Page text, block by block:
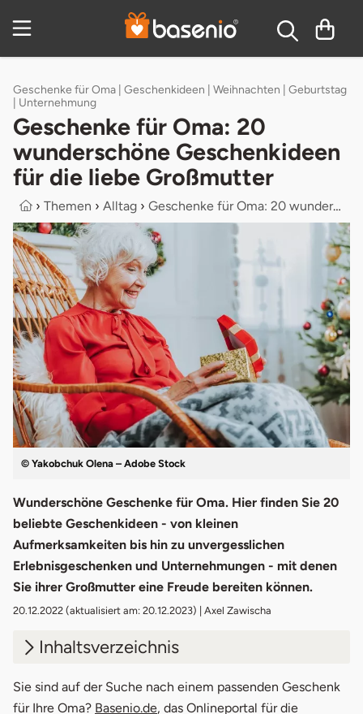
Inhaltsverzeichnis
Geschenke für Oma | Geschenkideen | Weihnachten | Geburtstag
| Unternehmung
Geschenke für Oma: 20
wunderschöne Geschenkideen
für die liebe Großmutter
› Themen › Alltag › Geschenke für Oma: 20 wunderschöne ...
© Yakobchuk Olena – Adobe Stock
Wunderschöne Geschenke für Oma. Hier finden Sie 20
beliebte Geschenkideen - von kleinen
Aufmerksamkeiten bis hin zu unvergesslichen
Erlebnisgeschenken und Unternehmungen - mit denen
Sie ihrer Großmutter eine Freude bereiten können.
20.12.2022 (aktualisiert am: 20.12.2023) | Axel Zawischa
Inhaltsverzeichnis
1. Kutschenfahrt
Sie sind auf der Suche nach einem passenden Geschenk
für Ihre Oma? Basenio.de, das Onlineportal für die